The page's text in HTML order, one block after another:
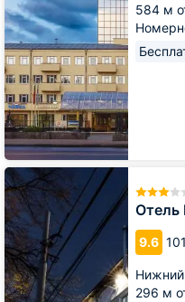
584 м
Отель
9.6
296 м
Отель
Нижний
Канавинская